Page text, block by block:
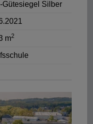
Gütesiegel Silber
m2